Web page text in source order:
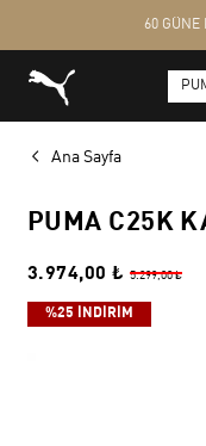
Ana Sayfa
PUMA C25K
3.974,00 ₺ 5.299,00 ₺
%25 İNDİRİM